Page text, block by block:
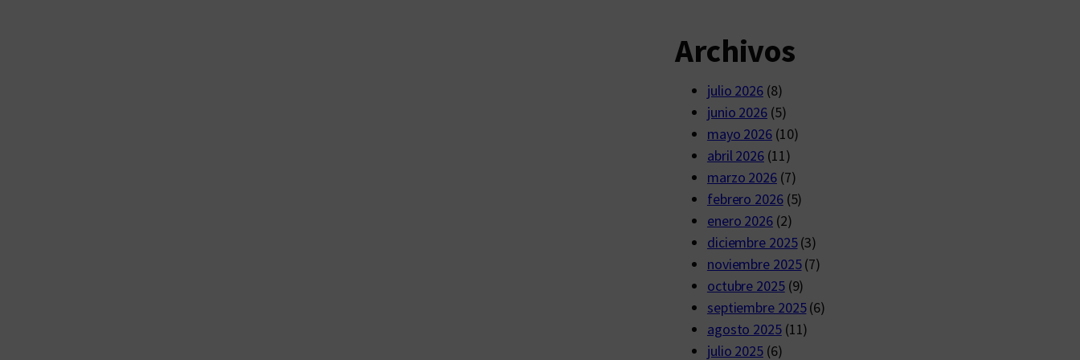
Archivos
julio 2026(8)
junio 2026(5)
mayo 2026 (10)
abril 2026(11)
marzo 2026(7)
febrero 2026(5)
enero 2026(2)
diciembre 2025(3)
noviembre 2025(7)
octubre 2025(9)
septiembre 2025(6)
agosto 2025(11)
julio 2025(6)